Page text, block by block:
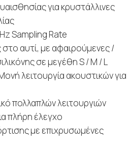
για κρυστάλλινες
Sampling Rate
αυτί, με αφαιρούμενες /
σε μεγέθη S / M / L
λειτουργία ακουστικών για
πολλαπλών λειτουργιών
πλήρη έλεγχο
με επιχρυσωμένες